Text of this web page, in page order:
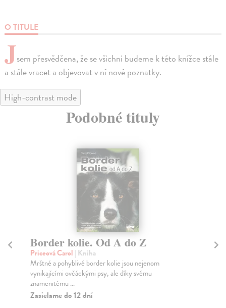
O TITULE
Jsem přesvědčena, že se všichni budeme k této knížce stále
a stále vracet a objevovat v ní nové poznatky.
High-contrast mode
Podobné tituly
Border kolie. Od A do Z
Priceová Carol | Kniha
Mrštné a pohyblivé border kolie jsou nejenom
vynikajícími ovčáckými psy, ale díky svému
znamenitému ...
Zasielame do 12 dní